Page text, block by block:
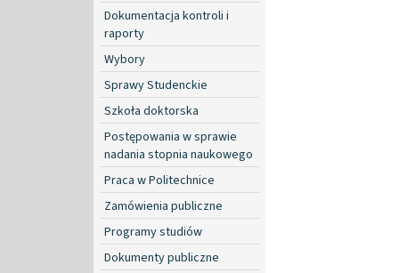
Dokumentacja kontroli i
raporty
Wybory
Sprawy Studenckie
Szkoła doktorska
Postępowania w sprawie
nadania stopnia naukowego
Praca w Politechnice
Zamówienia publiczne
Programy studiów
Dokumenty publiczne